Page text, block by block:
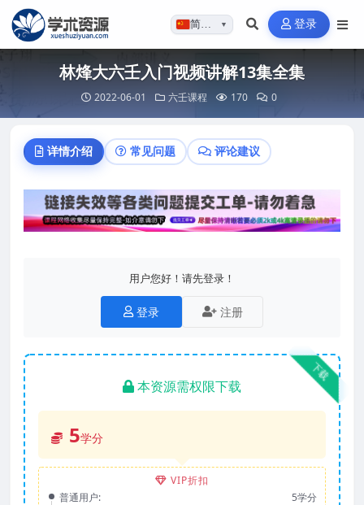
简体…▼ 登录
林烽大六壬入门视频讲解13集全集
2022-06-01 六壬课程 170 0
详情介绍 常见问题 评论建议
用户您好！请先登录！
登录 注册
下载
本资源需权限下载
5学分
VIP折扣
普通用户:
5学分